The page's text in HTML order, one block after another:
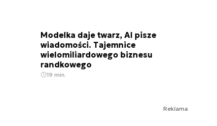
Modelka daje twarz, AI pisze
wiadomości. Tajemnice
wielomiliardowego biznesu
randkowego
19 min.
Reklama